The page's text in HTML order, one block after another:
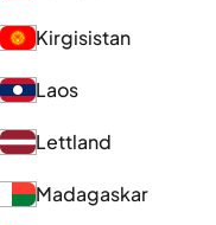
Kirgisistan
Laos
Lettland
Madagaskar